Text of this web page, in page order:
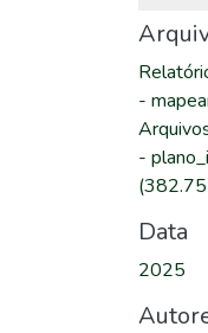
-
-
Data
2025